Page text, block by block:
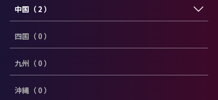
中国（ 2 ）
四国（ 0 ）
九州（ 0 ）
沖縄（ 0 ）